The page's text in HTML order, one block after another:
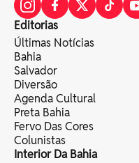
Editorias
Últimas Notícias
Bahia
Salvador
Diversão
Agenda Cultural
Preta Bahia
Fervo Das Cores
Colunistas
Interior Da Bahia